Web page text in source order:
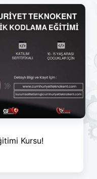
Kursu!